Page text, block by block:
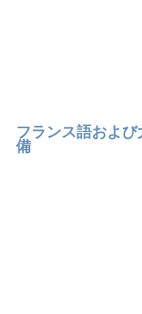
フランス語およ
備